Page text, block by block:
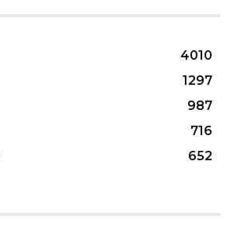
4010
1297
987
716
652